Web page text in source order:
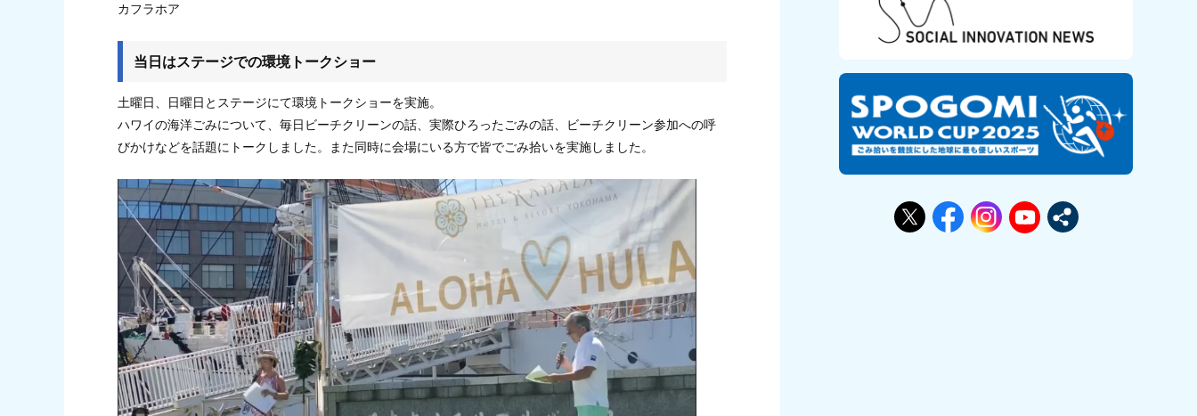
カフラホア
当日はステージでの環境トークショー
土曜日、日曜日とステージにて環境トークショーを実施。
ハワイの海洋ごみについて、毎日ビーチクリーンの話、実際ひろったごみの話、ビーチクリーン参加への呼
びかけなどを話題にトークしました。また同時に会場にいる方で皆でごみ拾いを実施しました。